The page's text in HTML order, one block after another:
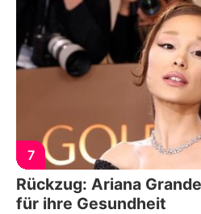
7
Rückzug: Ariana
für ihre Gesundheit